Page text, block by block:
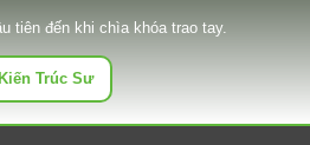
tiên đến khi chìa khóa trao tay.
Trúc Sư